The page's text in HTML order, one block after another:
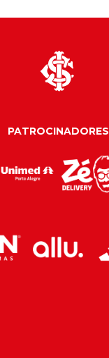
PATROCINADORES